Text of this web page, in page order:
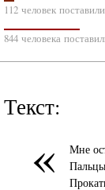
112 человек
844 человека
Текст:
«
Мне